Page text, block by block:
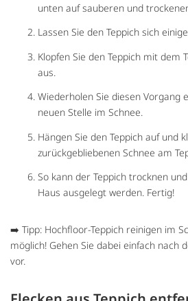
unten auf sauberen und
Lassen Sie den Teppich sich
Klopfen Sie den Teppich mit dem
aus.
Wiederholen Sie diesen Vorgang
neuen Stelle im Schnee.
Hängen Sie den Teppich auf und
zurückgebliebenen Schnee am
So kann der Teppich trocknen
Haus ausgelegt werden. Fertig!
➡️ Tipp: Hochfloor-Teppich reinigen im
möglich! Gehen Sie dabei einfach nach
vor.